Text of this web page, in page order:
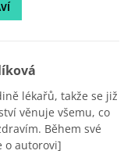
lékařů, takže se již
věnuje všemu, co
Během své
o autorovi]